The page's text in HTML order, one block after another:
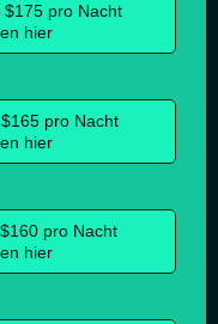
pro Nacht
hier
pro Nacht
hier
$160 pro Nacht
hier